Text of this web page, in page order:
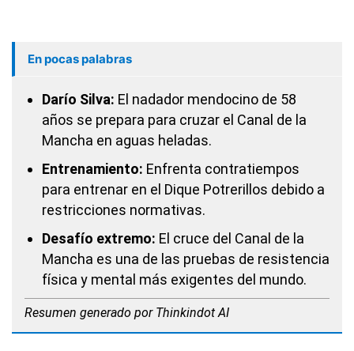
En pocas palabras
Darío Silva: El nadador mendocino de 58
años se prepara para cruzar el Canal de la
Mancha en aguas heladas.
Entrenamiento: Enfrenta contratiempos
para entrenar en el Dique Potrerillos debido a
restricciones normativas.
Desafío extremo: El cruce del Canal de la
Mancha es una de las pruebas de resistencia
física y mental más exigentes del mundo.
Resumen generado por Thinkindot AI